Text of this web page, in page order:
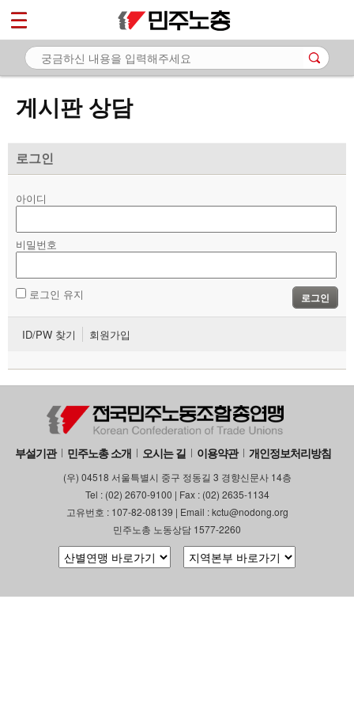
게시판 상담
로그인
아이디
비밀번호
로그인 유지 로그인
ID/PW 찾기 회원가입
부설기관 민주노총 소개 오시는 길 이용약관 개인정보처리방침
(우) 04518 서울특별시 중구 정동길 3 경향신문사 14층
Tel : (02) 2670-9100 | Fax : (02) 2635-1134
고유번호 : 107-82-08139 | Email : kctu@nodong.org
민주노총 노동상담 1577-2260
마이페이지
소개
노동상담
- 게시판 상담
- 바로보기
- 찾아보기
- 전국 노동상담소 안내
자료
부설기관